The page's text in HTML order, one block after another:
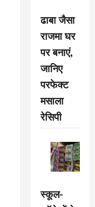
ढाबा जैसा
राजमा घर
पर बनाएं,
जानिए
परफेक्ट
मसाला
रेसिपी
स्कूल-